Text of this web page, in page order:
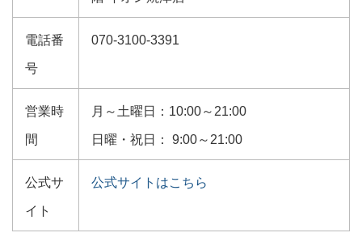
電話番
号
070-3100-3391
営業時
間
月～土曜日：10:00～21:00
日曜・祝日： 9:00～21:00
公式サ
イト
公式サイトはこちら